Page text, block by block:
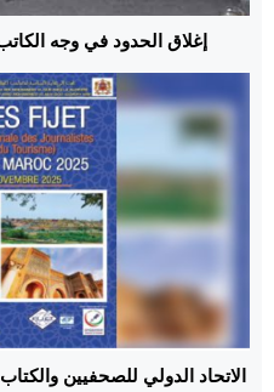
إغلاق الحدود في وجه
الاتحاد الدولي للصحفيين